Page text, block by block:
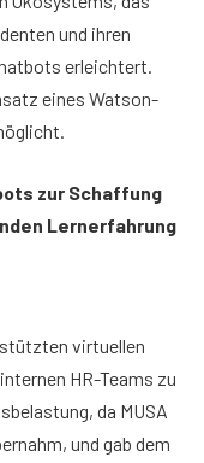
und ihren
erleichtert.
eines Watson-
zur Schaffung
Lernerfahrung
virtuellen
HR-Teams zu
da MUSA
und gab dem